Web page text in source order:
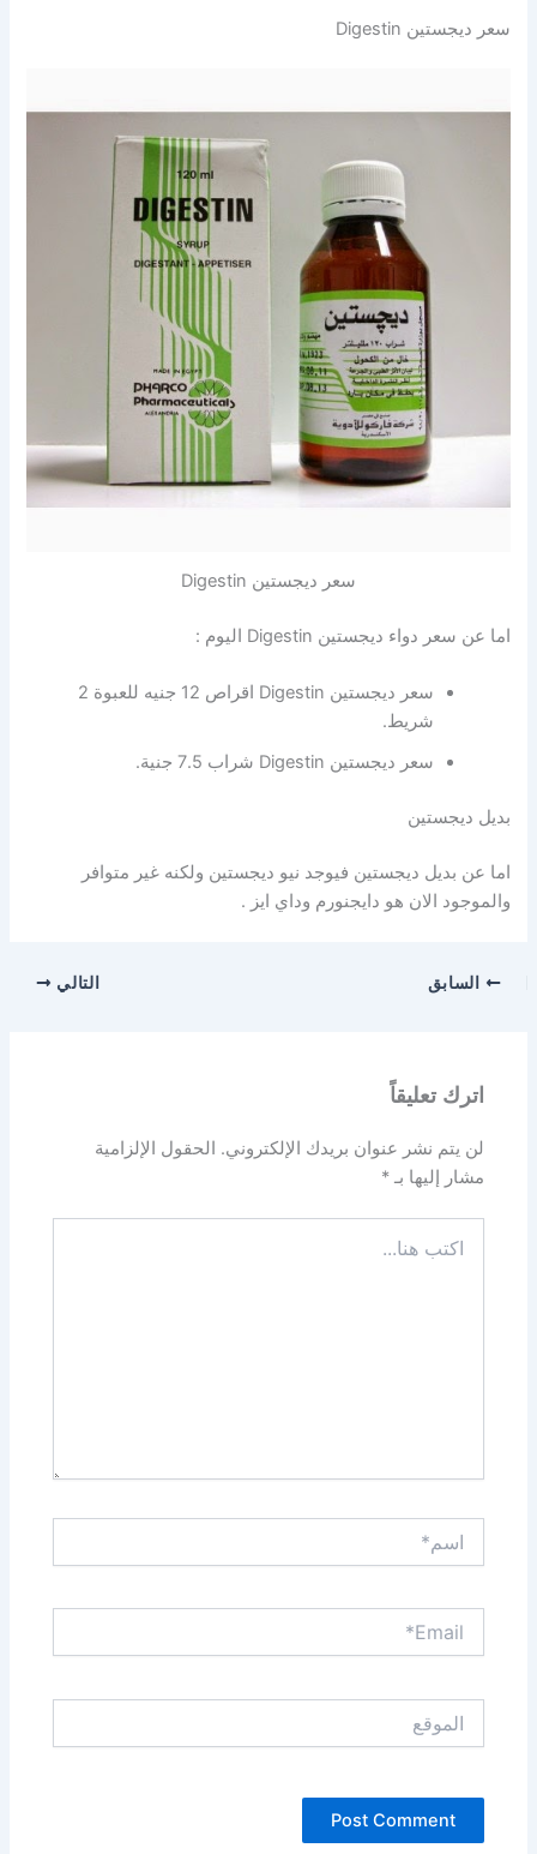
سعر ديجستين Digestin
سعر ديجستين Digestin
اما عن سعر دواء ديجستين Digestin اليوم :
سعر ديجستين Digestin اقراص 12 جنيه للعبوة 2
شريط.
سعر ديجستين Digestin شراب 7.5 جنية.
بديل ديجستين
اما عن بديل ديجستين فيوجد نيو ديجستين ولكنه غير متوافر
والموجود الان هو دايجنورم وداي ايز .
السابق التالي
اترك تعليقاً
لن يتم نشر عنوان بريدك الإلكتروني. الحقول الإلزامية
مشار إليها بـ*
هنا...